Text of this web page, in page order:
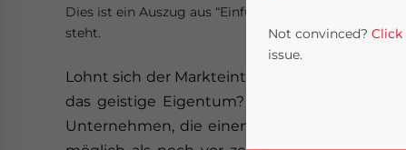
Dies ist ein Auszug aus “Einführung in die
steht.
Lohnt sich der Markteintritt noch? Sind die
das geistige Eigentum? Brauche/möchte
Unternehmen, die einen Markteintritt in
Not convinced? Click
issue.